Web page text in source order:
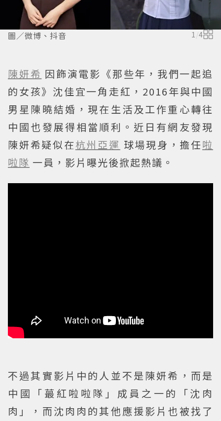
圖／微博、抖音 1/4
陳妍希 因飾演電影《那些年，我們一起追
的女孩》沈佳宜一角走紅，2016年與中國
男星陳曉結婚，現在生活及工作重心轉往
中國也發展得相當順利。近日有網友發現
陳妍希疑似在杭州亞運 球場現身，擔任啦
啦隊 一員，影片曝光後掀起熱議。
不過其實影片中的人並不是陳妍希，而是
中國「蕞紅啦啦隊」成員之一的「沈肉
肉」，而沈肉肉的其他應援影片也被找了